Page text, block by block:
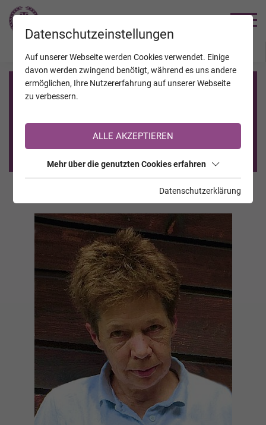
Registrierung auf TrauerHilfe.it
Sie sind noch nicht auf TrauerHilfe.it registriert?
>> zur kostenlosen Registrierung <<
Datenschutzeinstellungen
Auf unserer Webseite werden Cookies verwendet. Einige
davon werden zwingend benötigt, während es uns andere
ermöglichen, Ihre Nutzererfahrung auf unserer Webseite
zu verbessern.
ALLE AKZEPTIEREN
Mehr über die genutzten Cookies erfahren
Datenschutzerklärung
JAHRESTAGE KALENDER VERSTORBENE